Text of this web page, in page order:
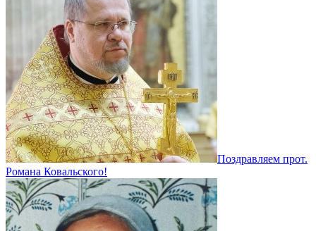
Поздравляем прот.
Романа Ковальского!